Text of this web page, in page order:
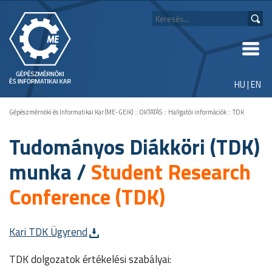
HU|EN
Gépészmérnöki és Informatikai Kar (ME-GEIK):: OKTATÁS:: Hallgatói információk::TDK
Tudományos Diákköri (TDK)
munka /Student Research
Conference (TDK)
Kari TDK Ügyrend
TDK dolgozatok értékelési szabályai: